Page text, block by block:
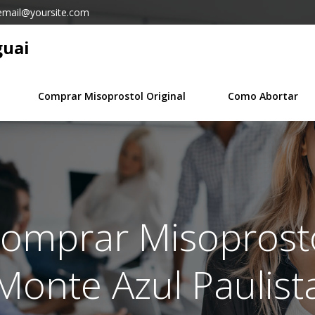
Comprar Misoprostol Original Como Abortar
Azul